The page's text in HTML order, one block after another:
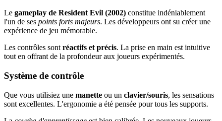
Le gameplay de Resident Evil (2002) constitue indéniablement
l'un de ses points forts majeurs. Les développeurs ont su créer une
expérience de jeu mémorable.
Les contrôles sontréactifs et précis. La prise en main est intuitive
tout en offrant de la profondeur aux joueurs expérimentés.
Système de contrôle
Que vous utilisiez une manette ou un clavier/souris, les sensations
sont excellentes. L'ergonomie a été pensée pour tous les supports.